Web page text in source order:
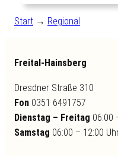
Start → Regional
Freital-Hainsberg
Dresdner Straße 310
Fon 0351 6491757
Dienstag – Freitag 06:00
Samstag 06:00 – 12:00